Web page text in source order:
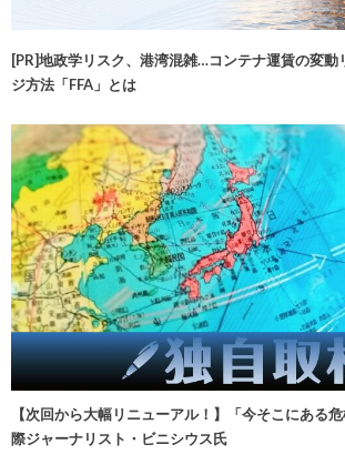
[PR]地政学リスク、港湾混雑…コンテナ運賃の変動
ジ方法「FFA」とは
【次回から大幅リニューアル！】「今そこにある
際ジャーナリスト・ビニシウス氏